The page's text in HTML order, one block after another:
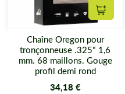
Chaîne Oregon pour
tronçonneuse .325" 1,6
mm. 68 maillons. Gouge
profil demi rond
34,18 €